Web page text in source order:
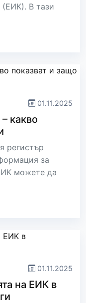
(ЕИК). В тази
01.11.2025
какво
регистър
за
можете да
01.11.2025
на ЕИК в